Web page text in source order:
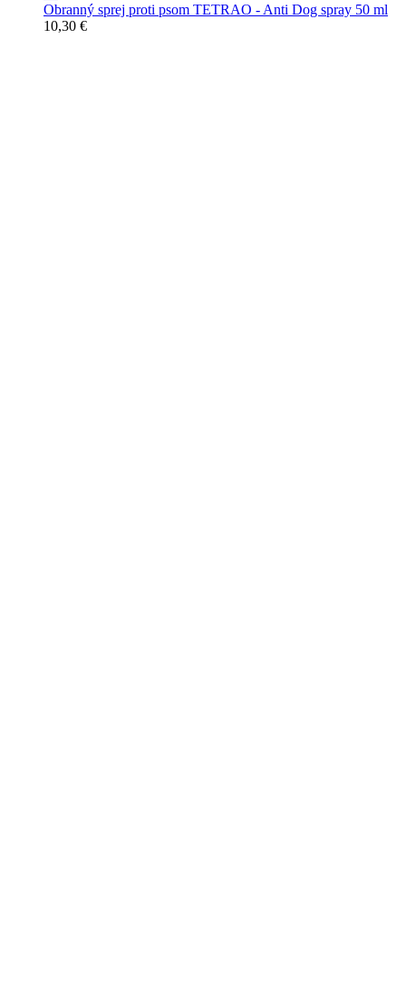
Obranný sprej proti psom TETRAO - Anti Dog spray 50 ml
10,30 €